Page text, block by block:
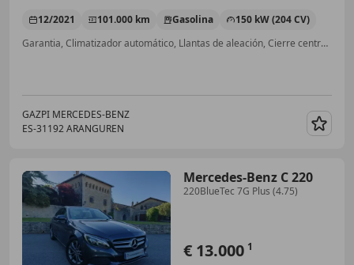
12/2021 101.000 km Gasolina
150 kW (204 CV)
Garantia, Climatizador automático, Llantas de aleación, Cierre centralizado
GAZPI MERCEDES-BENZ
ES-31192 ARANGUREN
Mercedes-Benz C 220
220BlueTec 7G Plus (4.75)
€ 13.000 1